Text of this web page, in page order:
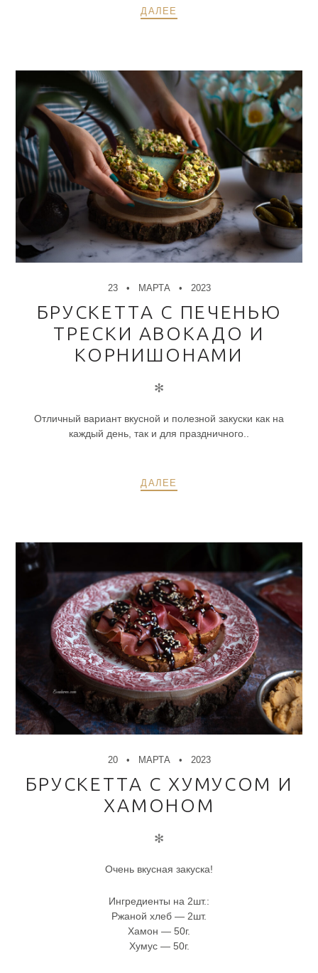
ДАЛЕЕ
23 МАРТА 2023
БРУСКЕТТА С ПЕЧЕНЬЮ
ТРЕСКИ АВОКАДО И
КОРНИШОНАМИ
✻
Отличный вариант вкусной и полезной закуски как на
каждый день, так и для праздничного..
ДАЛЕЕ
20 МАРТА 2023
БРУСКЕТТА С ХУМУСОМ И
ХАМОНОМ
✻
Очень вкусная закуска!
Ингредиенты на 2шт.:
Ржаной хлеб — 2шт.
Хамон — 50г.
Хумус — 50г.